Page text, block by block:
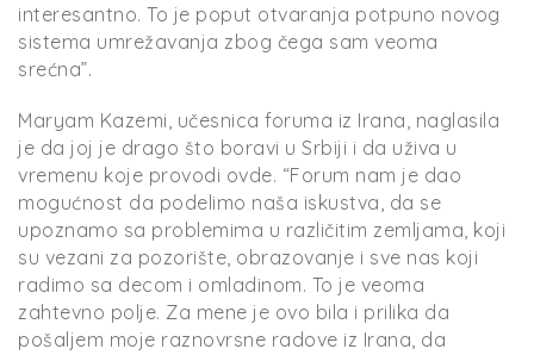
interesantno. To je poput otvaranja potpuno novog
sistema umrežavanja zbog čega sam veoma
srećna”.
Maryam Kazemi, učesnica foruma iz Irana, naglasila
je da joj je drago što boravi u Srbiji i da uživa u
vremenu koje provodi ovde. “Forum nam je dao
mogućnost da podelimo naša iskustva, da se
upoznamo sa problemima u različitim zemljama, koji
su vezani za pozorište, obrazovanje i sve nas koji
radimo sa decom i omladinom. To je veoma
zahtevno polje. Za mene je ovo bila i prilika da
pošaljem moje raznovrsne radove iz Irana, da